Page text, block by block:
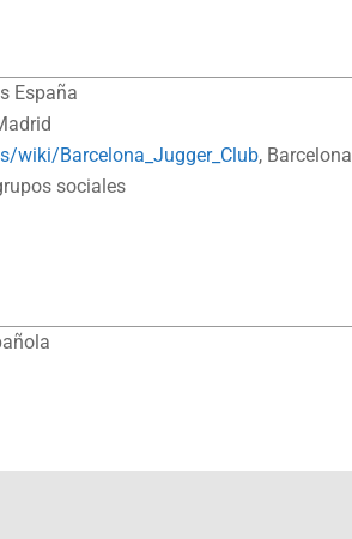
España
wiki/Barcelona_Jugger_Club, Barcelona
sociales